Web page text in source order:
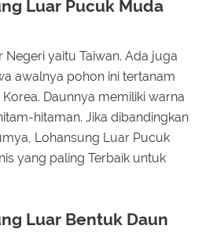
Luar Pucuk Muda
Negeri yaitu Taiwan. Ada juga
awalnya pohon ini tertanam
Daunnya memiliki warna
hitaman. Jika dibandingkan
Lohansung Luar Pucuk
yang paling Terbaik untuk
Luar Bentuk Daun